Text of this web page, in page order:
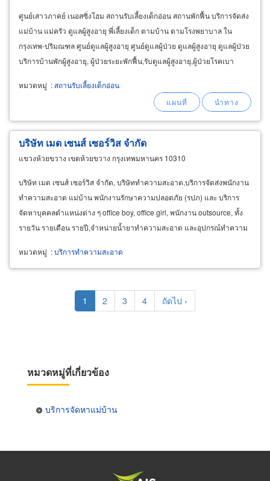
ศูนย์เสาวภาคย์ เนอสซิ่งโฮม สถานรับเลี้ยงเด็กอ่อน สถานพักฟื้น บริการจัดส่ง
แม่บ้าน แม่ครัว ดูแลผู้สูงอายุ พี่เลี้ยงเด็ก ตามบ้าน ตามโรงพยาบาล ใน
กรุงเทพ-ปริมณฑล ศูนย์ดูแลผู้สูงอายุ ศูนย์ดูแลผู้ป่วย ดูแลผู้สูงอายุ ดูแลผู้ป่วย
บริการบ้านพักผู้สูงอายุ, ผู้ป่วยระยะพักฟื้น,รับดูแลผู้สูงอายุ,ผู้ป่วยโรคเบา
หมวดหมู่ :สถานรับเลี้ยงเด็กอ่อน
บริษัท เมด เซนส์ เซอร์วิส จำกัด
แขวงห้วยขวาง เขตห้วยขวาง กรุงเทพมหานคร 10310
บริษัท เมด เซนส์ เซอร์วิส จำกัด, บริษัททำความสะอาด,บริการจัดส่งพนักงาน
ทำความสะอาด แม่บ้าน พนักงานรักษาความปลอดภัย (รปภ) และ บริการ
จัดหาบุคคลตำแหน่งต่าง ๆ office boy, office girl, พนักงาน outsource, ทั้ง
รายวัน รายเดือน รายปี,จำหน่ายน้ำยาทำความสะอาด และอุปกรณ์ทำความ
หมวดหมู่ :บริการทำความสะอาด
Current
page
1 Page
2 Page
3 Page
4
Next
page
ถัดไป ›
หมวดหมู่ที่เกี่ยวข้อง
บริการจัดหาแม่บ้าน